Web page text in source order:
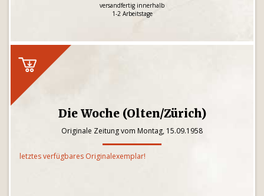
versandfertig innerhalb
1-2 Arbeitstage
Die Woche (Olten/Zürich)
Originale Zeitung vom Montag, 15.09.1958
letztes verfügbares Originalexemplar!